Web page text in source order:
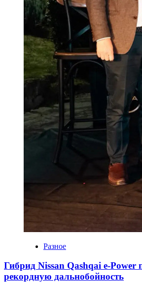
Разное
Гибрид Nissan Qashqai e-Power
рекордную дальнобойность